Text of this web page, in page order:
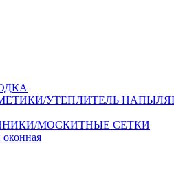
УТЕПЛИТЕЛЬ
МОСКИТНЫЕ СЕТКИ